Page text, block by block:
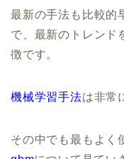
最新の手法も比較的
で、最新のトレンド
徴です。
機械学習手法は非常
その中でも最もよく